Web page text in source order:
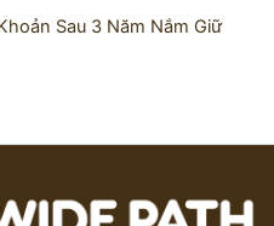
Sau 3 Năm Nắm Giữ